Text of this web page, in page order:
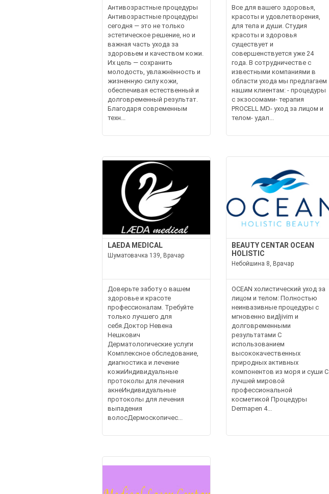
Антивозрастные процедуры
Антивозрастные процедуры
сегодня — это не только
эстетическое решение, но и
важная часть ухода за
здоровьем и качеством кожи.
Их цель — сохранить
молодость, увлажнённость и
жизненную силу кожи,
обеспечивая естественный и
долговременный результат.
Благодаря современным
техн...
Все для вашего здоровья,
красоты и удовлетворения,
для тела и души. Студия
красоты и здоровья
существует и
совершенствуется уже 24
года. В сотрудничестве с
известными компаниями в
области ухода мы предлагаем
нашим клиентам: - процедуры
с экзосомами- терапия
PROCELL MD- уход за лицом и
телом- удал...
LAEDA MEDICAL
Шуматовачка 139, Врачар
Доверьте заботу о вашем
здоровье и красоте
профессионалам. Требуйте
только лучшего для
себя.Доктор Невена
Нешкович
Дерматологические услуги
Комплексное обследование,
диагностика и лечение
кожиИндивидуальные
протоколы для лечения
акнеИндивидуальные
протоколы для лечения
выпадения
волосДермоскопичес...
BEAUTY CENTAR OCEAN
HOLISTIC
Небойшина 8, Врачар
OCEAN холистический уход за
лицом и телом: Полностью
неинвазивные процедуры с
мгновенно видljivim и
долговременными
результатами С
использованием
высококачественных
природных активных
компонентов из моря и суши С
лучшей мировой
профессиональной
косметикой Процедуры
Dermapen 4...